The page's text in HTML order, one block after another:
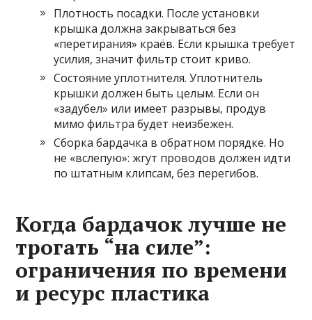
Плотность посадки. После установки
крышка должна закрываться без
«перетирания» краёв. Если крышка требует
усилия, значит фильтр стоит криво.
Состояние уплотнителя. Уплотнитель
крышки должен быть целым. Если он
«задубел» или имеет разрывы, продув
мимо фильтра будет неизбежен.
Сборка бардачка в обратном порядке. Но
не «вслепую»: жгут проводов должен идти
по штатным клипсам, без перегибов.
Когда бардачок лучше не
трогать “на силе”:
ограничения по времени
и ресурс пластика